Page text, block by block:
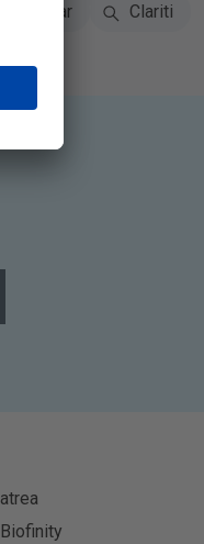
Proclear
Clariti
atrea
Biofinity